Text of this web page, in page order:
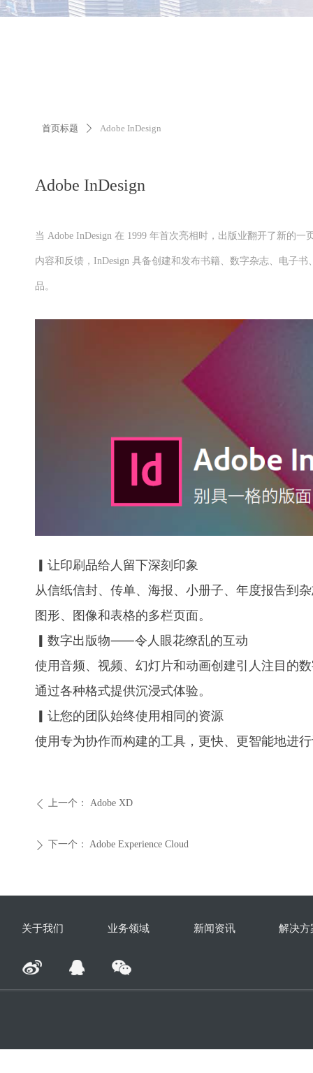
首页标题 ꄲ Adobe InDesign
Adobe InDesign
当 Adobe InDesign 在 1999 年首次亮相时，出版业翻开了新的
内容和反馈，InDesign 具备创建和发布书籍、数字杂志、电子
品。
ꄴ 上一个： Adobe XD
ꄲ 下一个： Adobe Experience Cloud
▎让印刷品给人留下深刻印象
从信纸信封、传单、海报、小册子、年度报告到
图形、图像和表格的多栏页面。
▎数字出版物⸺令人眼花缭乱的互动
使用音频、视频、幻灯片和动画创建引人注目的
通过各种格式提供沉浸式体验。
▎让您的团队始终使用相同的资源
使用专为协作而构建的工具，更快、更智能地进
关于我们 业务领域 新闻资讯 解决方